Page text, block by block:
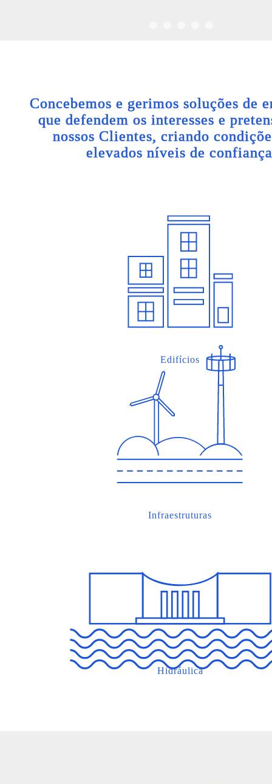
Concebemos e gerimos soluções de
que defendem os interesses e
nossos Clientes, criando
elevados níveis de
Edifícios
Infraestruturas
Hidráulica